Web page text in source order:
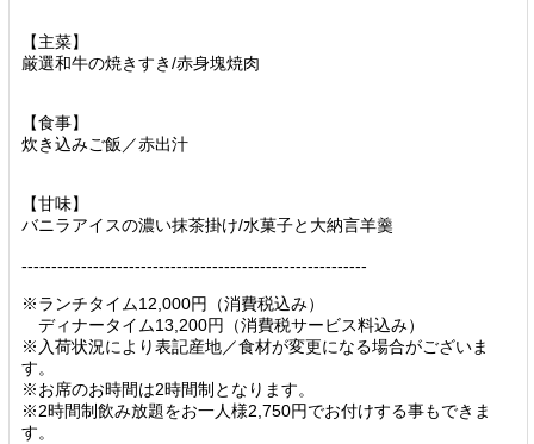
【主菜】
厳選和牛の焼きすき/赤身塊焼肉
【食事】
炊き込みご飯／赤出汁
【甘味】
バニラアイスの濃い抹茶掛け/水菓子と大納言羊羹
----------------------------------------------------------
※ランチタイム12,000円（消費税込み）
ディナータイム13,200円（消費税サービス料込み）
※入荷状況により表記産地／食材が変更になる場合がございま
す。
※お席のお時間は2時間制となります。
※2時間制飲み放題をお一人様2,750円でお付けする事もできま
す。